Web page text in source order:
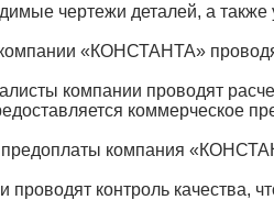
чертежи деталей, а
«КОНСТАНТА»
компании проводят
коммерческое
компания
контроль качества,